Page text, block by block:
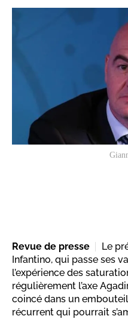
Revue de presse
Le
Infantino, qui passe ses
l’expérience des
régulièrement l’axe
coincé dans un
récurrent qui pourrait